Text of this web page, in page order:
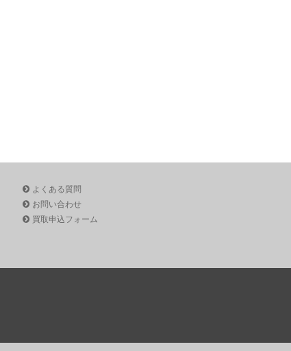
よくある質問
お問い合わせ
買取申込フォーム